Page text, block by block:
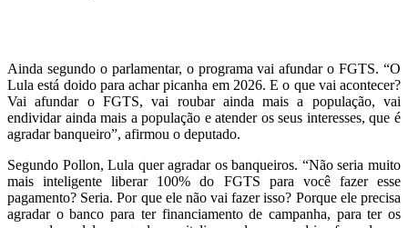
Ainda segundo o parlamentar, o programa vai afundar o FGTS. “O
Lula está doido para achar picanha em 2026. E o que vai acontecer?
Vai afundar o FGTS, vai roubar ainda mais a população, vai
endividar ainda mais a população e atender os seus interesses, que é
agradar banqueiro”, afirmou o deputado.
Segundo Pollon, Lula quer agradar os banqueiros. “Não seria muito
mais inteligente liberar 100% do FGTS para você fazer esse
pagamento? Seria. Por que ele não vai fazer isso? Porque ele precisa
agradar o banco para ter financiamento de campanha, para ter os